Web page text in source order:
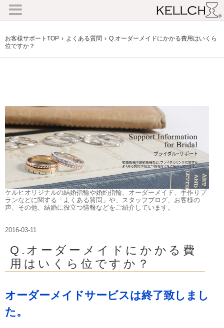
お客様サポートTOP よくある質問
Q.オーダーメイドにかかる費用はいくら
位ですか？
ケルヒオリジナルの結婚指輪や婚約指輪、オーダーメイド、手作りプ
ランなどに関する「よくある質問」や、スタッフブログ、お客様の
声、その他、結婚に役立つ情報などをご紹介しています。
2016-03-11
Q.オーダーメイドにかかる費
用はいくら位ですか？
オーダーメイドサービスは終了致しまし
た。